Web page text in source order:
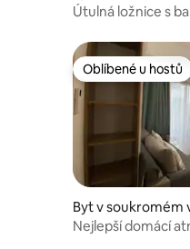
Útulná ložnice s
Oblíbené u hostů
Oblíbené u hostů
Byt v soukromém
ve městě
Nejlepší domácí